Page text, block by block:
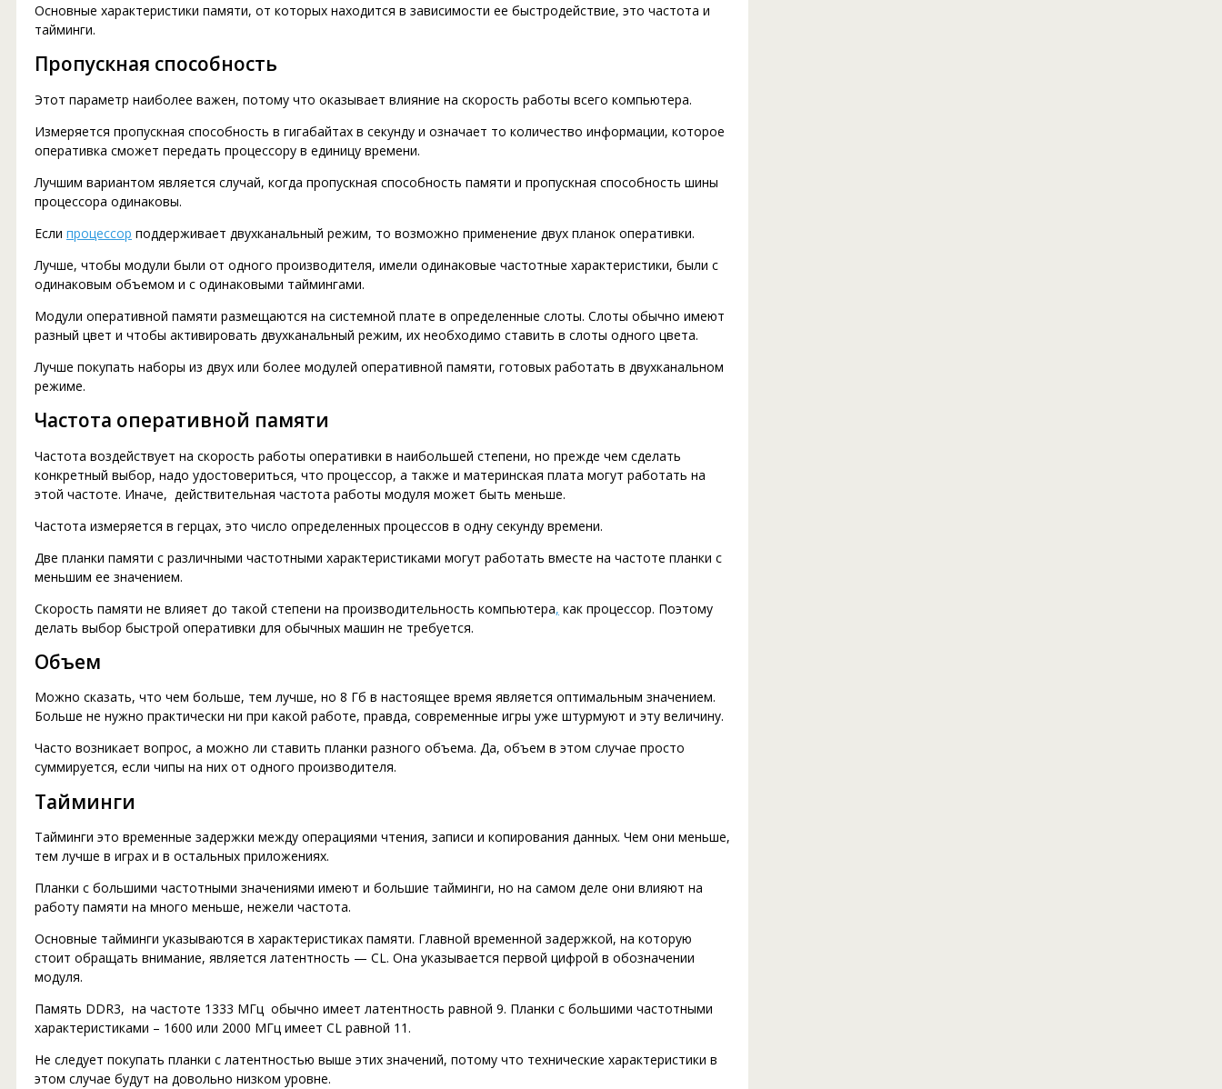
Основные характеристики памяти, от которых находится в зависимости ее быстродействие, это частота и
тайминги.
Пропускная способность
Этот параметр наиболее важен, потому что оказывает влияние на скорость работы всего компьютера.
Измеряется пропускная способность в гигабайтах в секунду и означает то количество информации, которое
оперативка сможет передать процессору в единицу времени.
Лучшим вариантом является случай, когда пропускная способность памяти и пропускная способность шины
процессора одинаковы.
Если процессор поддерживает двухканальный режим, то возможно применение двух планок оперативки.
Лучше, чтобы модули были от одного производителя, имели одинаковые частотные характеристики, были с
одинаковым объемом и с одинаковыми таймингами.
Модули оперативной памяти размещаются на системной плате в определенные слоты. Слоты обычно имеют
разный цвет и чтобы активировать двухканальный режим, их необходимо ставить в слоты одного цвета.
Лучше покупать наборы из двух или более модулей оперативной памяти, готовых работать в двухканальном
режиме.
Частота оперативной памяти
Частота воздействует на скорость работы оперативки в наибольшей степени, но прежде чем сделать
конкретный выбор, надо удостовериться, что процессор, а также и материнская плата могут работать на
этой частоте. Иначе, действительная частота работы модуля может быть меньше.
Частота измеряется в герцах, это число определенных процессов в одну секунду времени.
Две планки памяти с различными частотными характеристиками могут работать вместе на частоте планки с
меньшим ее значением.
Скорость памяти не влияет до такой степени на производительность компьютера, как процессор. Поэтому
делать выбор быстрой оперативки для обычных машин не требуется.
Объем
Можно сказать, что чем больше, тем лучше, но 8 Гб в настоящее время является оптимальным значением.
Больше не нужно практически ни при какой работе, правда, современные игры уже штурмуют и эту величину.
Часто возникает вопрос, а можно ли ставить планки разного объема. Да, объем в этом случае просто
суммируется, если чипы на них от одного производителя.
Тайминги
Тайминги это временные задержки между операциями чтения, записи и копирования данных. Чем они меньше,
тем лучше в играх и в остальных приложениях.
Планки с большими частотными значениями имеют и большие тайминги, но на самом деле они влияют на
работу памяти на много меньше, нежели частота.
Основные тайминги указываются в характеристиках памяти. Главной временной задержкой, на которую
стоит обращать внимание, является латентность — CL. Она указывается первой цифрой в обозначении
модуля.
Память DDR3, на частоте 1333 МГц обычно имеет латентность равной 9. Планки с большими частотными
характеристиками – 1600 или 2000 МГц имеет CL равной 11.
Не следует покупать планки с латентностью выше этих значений, потому что технические характеристики в
этом случае будут на довольно низком уровне.